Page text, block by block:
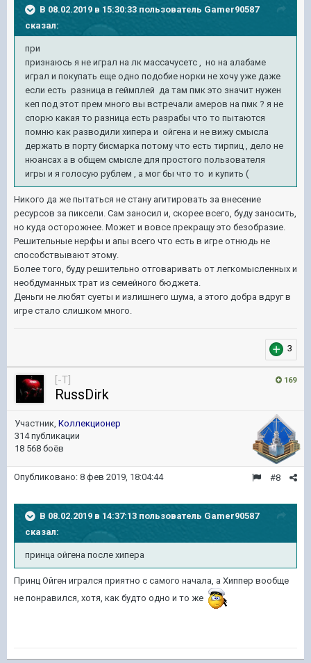
В 08.02.2019 в 15:30:33 пользователь Gamer90587
сказал:
при
признаюсь я не играл на лк массачусетс , но на алабаме
играл и покупать еще одно подобие норки не хочу уже даже
если есть разница в геймплей да там пмк это значит нужен
кеп под этот прем много вы встречали амеров на пмк ? я не
спорю какая то разница есть разрабы что то пытаются
помню как разводили хипера и ойгена и не вижу смысла
держать в порту бисмарка потому что есть тирпиц , дело не
нюансах а в общем смысле для простого пользователя
игры и я голосую рублем , а мог бы что то и купить (
Никого да же пытаться не стану агитировать за внесение
ресурсов за пиксели. Сам заносил и, скорее всего, буду заносить,
но куда осторожнее. Может и вовсе прекращу это безобразие.
Решительные нерфы и апы всего что есть в игре отнюдь не
способствывают этому.
Более того, буду решительно отговаривать от легкомысленных и
необдуманных трат из семейного бюджета.
Деньги не любят суеты и излишнего шума, а этого добра вдруг в
игре стало слишком много.
3
169
[-T]
RussDirk
Участник, Коллекционер
314 публикации
18 568 боёв
#8
Опубликовано: 8 фев 2019, 18:04:44
В 08.02.2019 в 14:37:13 пользователь Gamer90587
сказал:
принца ойгена после хипера
Принц Ойген игрался приятно с самого начала, а Хиппер вообще
не понравился, хотя, как будто одно и то же